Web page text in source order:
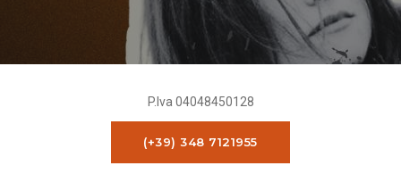
P.Iva 04048450128
(+39) 348 7121955